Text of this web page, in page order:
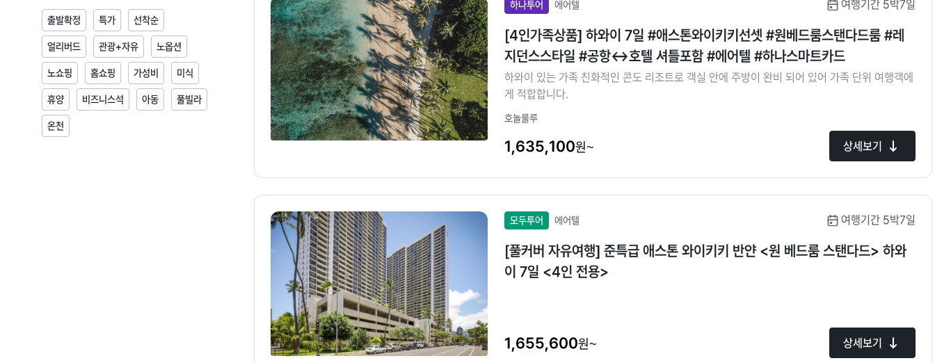
출발확정 특가 선착순
얼리버드 관광+자유 노옵션
노쇼핑 홈쇼핑 가성비 미식
휴양 비즈니스석 아동 풀빌라
온천
하나투어 에어텔 여행기간 5박7일
[4인가족상품] 하와이 7일 #애스톤와이키키선셋 #원베드룸스탠다드룸 #레
지던스스타일 #공항↔호텔 셔틀포함 #에어텔 #하나스마트카드
하와이 있는 가족 친화적인 콘도 리조트로 객실 안에 주방이 완비 되어 있어 가족 단위 여행객에
게 적합합니다.
호놀룰루
1,635,100원~ 상세보기
모두투어 에어텔 여행기간 5박7일
[풀커버 자유여행] 준특급 애스톤 와이키키 반얀 <원 베드룸 스탠다드> 하와
이 7일 <4인 전용>
1,655,600원~ 상세보기